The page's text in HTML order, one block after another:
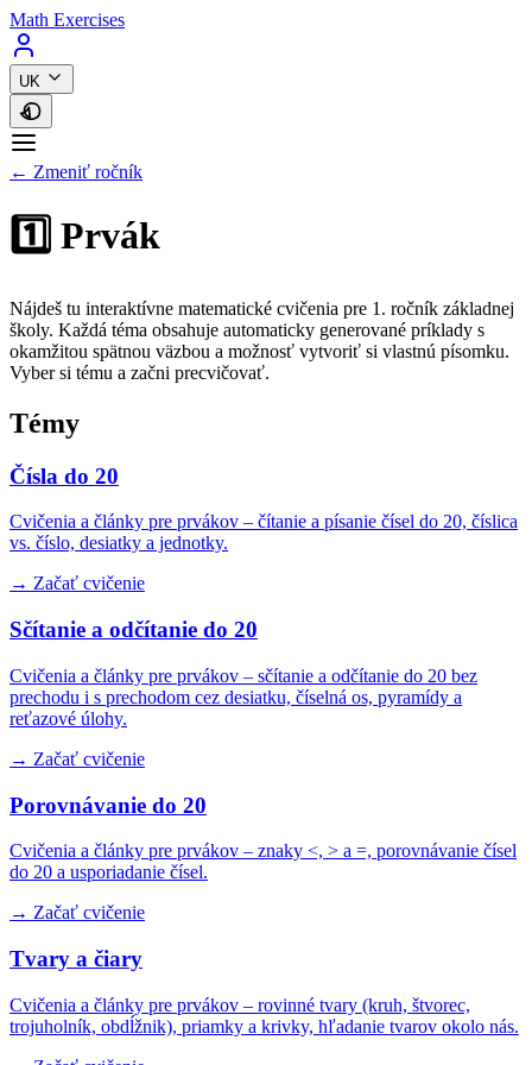
Math Exercises
UK
← Zmeniť ročník
1️⃣ Prvák
Nájdeš tu interaktívne matematické cvičenia pre 1. ročník základnej
školy. Každá téma obsahuje automaticky generované príklady s
okamžitou spätnou väzbou a možnosť vytvoriť si vlastnú písomku.
Vyber si tému a začni precvičovať.
Témy
Čísla do 20
Cvičenia a články pre prvákov – čítanie a písanie čísel do 20, číslica
vs. číslo, desiatky a jednotky.
→ Začať cvičenie
Sčítanie a odčítanie do 20
Cvičenia a články pre prvákov – sčítanie a odčítanie do 20 bez
prechodu i s prechodom cez desiatku, číselná os, pyramídy a
reťazové úlohy.
→ Začať cvičenie
Porovnávanie do 20
Cvičenia a články pre prvákov – znaky <, > a =, porovnávanie čísel
do 20 a usporiadanie čísel.
→ Začať cvičenie
Tvary a čiary
Cvičenia a články pre prvákov – rovinné tvary (kruh, štvorec,
trojuholník, obdĺžnik), priamky a krivky, hľadanie tvarov okolo nás.